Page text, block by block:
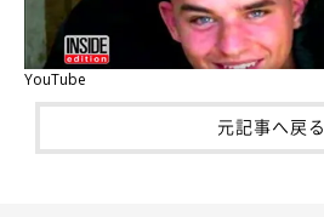
YouTube
元記事へ戻る